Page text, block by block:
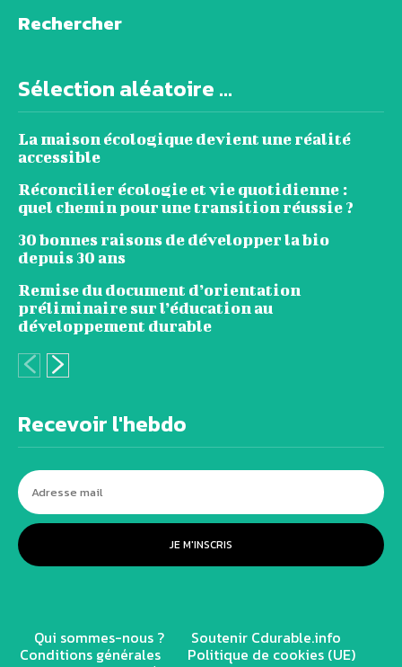
Rechercher
Sélection aléatoire ...
La maison écologique devient une réalité
accessible
Réconcilier écologie et vie quotidienne :
quel chemin pour une transition réussie ?
30 bonnes raisons de développer la bio
depuis 30 ans
Remise du document d’orientation
préliminaire sur l’éducation au
développement durable
Recevoir l'hebdo
JE M'INSCRIS
Qui sommes-nous ? Soutenir Cdurable.info
Conditions générales Politique de cookies (UE)